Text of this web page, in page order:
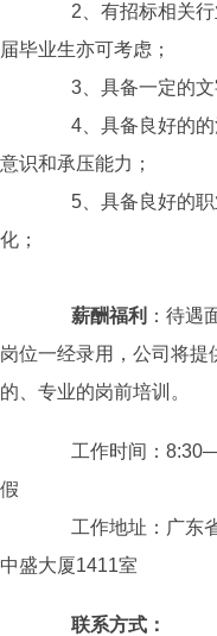
2、有招标相关
届毕业生亦可考虑；
3、具备一定的
4、具备良好的
意识和承压能力；
5、具备良好的
化；
薪酬福利 ：待遇
岗位一经录用，公司将
的、专业的岗前培训。
工作时间：
假
工作地址：广东
中盛大厦1411室
联系方式：